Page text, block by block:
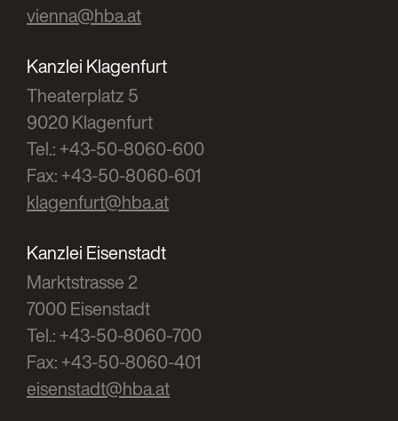
vienna@hba.at
Kanzlei Klagenfurt
Theaterplatz 5
9020 Klagenfurt
Tel.: +43-50-8060-600
Fax: +43-50-8060-601
klagenfurt@hba.at
Kanzlei Eisenstadt
Marktstrasse 2
7000 Eisenstadt
Tel.: +43-50-8060-700
Fax: +43-50-8060-401
eisenstadt@hba.at